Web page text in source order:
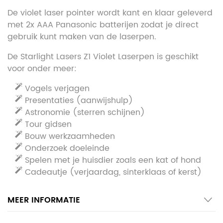
De violet laser pointer wordt kant en klaar geleverd
met 2x AAA Panasonic batterijen zodat je direct
gebruik kunt maken van de laserpen.
De Starlight Lasers Z1 Violet Laserpen is geschikt
voor onder meer:
Vogels verjagen
Presentaties (aanwijshulp)
Astronomie (sterren schijnen)
Tour gidsen
Bouw werkzaamheden
Onderzoek doeleinde
Spelen met je huisdier zoals een kat of hond
Cadeautje (verjaardag, sinterklaas of kerst)
MEER INFORMATIE